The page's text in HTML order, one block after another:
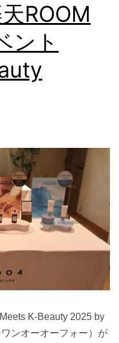
ROOM
ント
K-Beauty 2025 by
ンオーオーフォー）が